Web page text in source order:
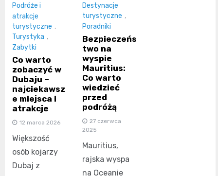
Podróże i
atrakcje
turystyczne ,
Turystyka ,
Zabytki
Co warto
zobaczyć w
Dubaju –
najciekawsz
e miejsca i
atrakcje
12 marca 2026
Większość
osób kojarzy
Dubaj z
Destynacje
turystyczne ,
Poradniki
Bezpieczeńs
two na
wyspie
Mauritius:
Co warto
wiedzieć
przed
podróżą
27 czerwca
2025
Mauritius,
rajska wyspa
na Oceanie